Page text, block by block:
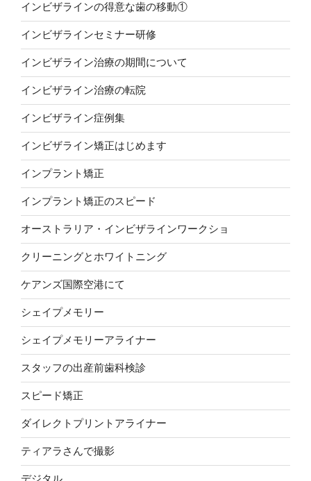
インビザラインの得意な歯の移動①
インビザラインセミナー研修
インビザライン治療の期間について
インビザライン治療の転院
インビザライン症例集
インビザライン矯正はじめます
インプラント矯正
インプラント矯正のスピード
オーストラリア・インビザラインワークショ
クリーニングとホワイトニング
ケアンズ国際空港にて
シェイプメモリー
シェイプメモリーアライナー
スタッフの出産前歯科検診
スピード矯正
ダイレクトプリントアライナー
ティアラさんで撮影